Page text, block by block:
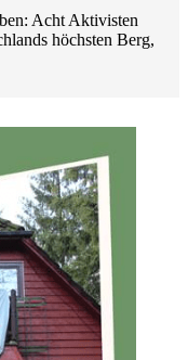
Acht Aktivisten
höchsten Berg,